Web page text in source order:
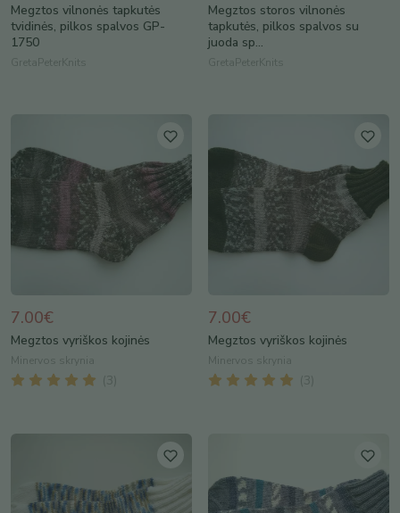
Megztos vilnonės tapkutės
tvidinės, pilkos spalvos GP-
1750
GretaPeterKnits
Megztos storos vilnonės
tapkutės, pilkos spalvos su
juoda sp...
GretaPeterKnits
7.00€
Megztos vyriškos kojinės
Minervos skrynia
( 3
7.00€
Megztos vyriškos kojinės
Minervos skrynia
( 3